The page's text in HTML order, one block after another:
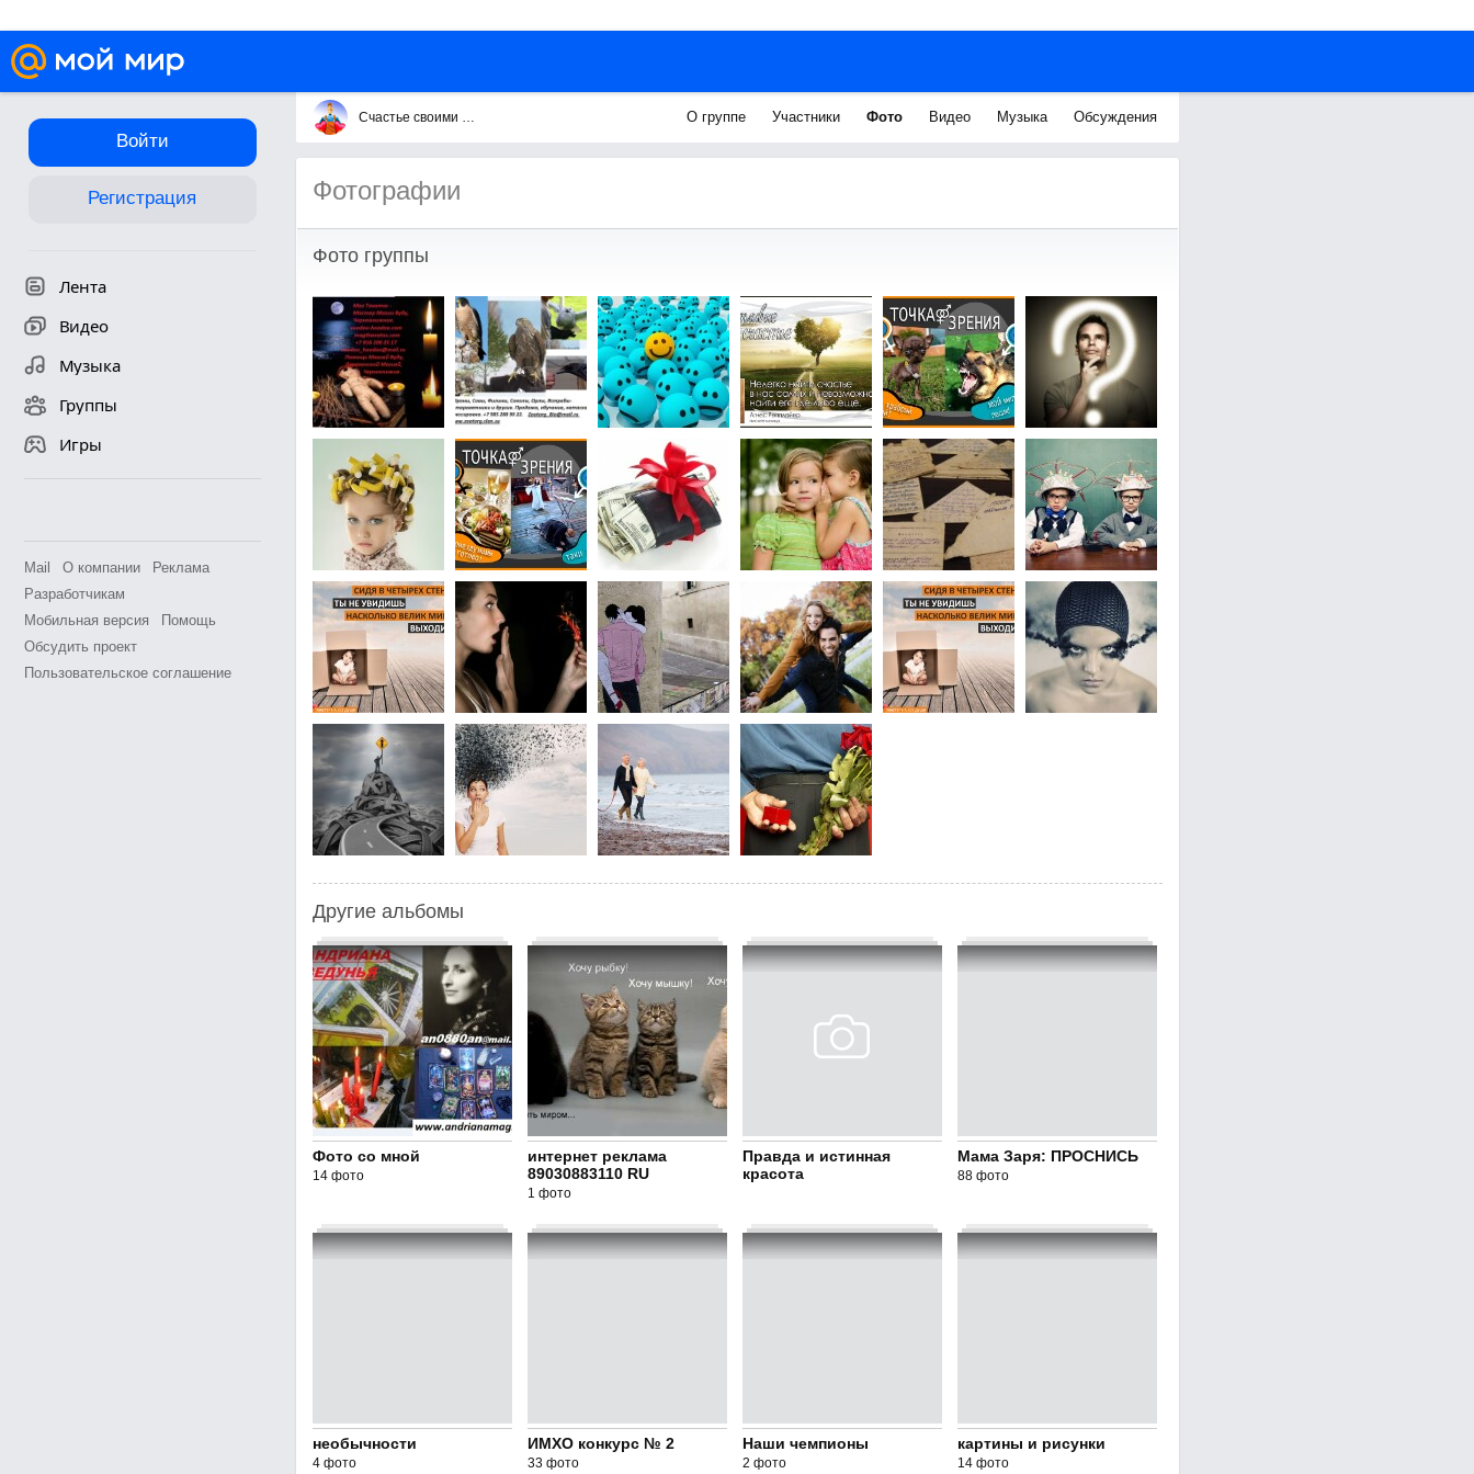
Войти
Регистрация
Лента
Видео
Музыка
Группы
Игры
Mail О компании
Реклама
Разработчикам
Мобильная версия
Помощь
Обсудить проект
Пользовательское соглашение
Счастье своими руками О группе Участники Фото Видео Музыка Обсуждения
Фотографии
Фото группы
Другие альбомы
Фото со мной
14 фото
интернет реклама
89030883110 RU
1 фото
Правда и истинная
красота
Мама Заря: ПРОСНИСЬ
88 фото
необычности
4 фото
ИМХО конкурс № 2
33 фото
Наши чемпионы
2 фото
картины и рисунки
14 фото